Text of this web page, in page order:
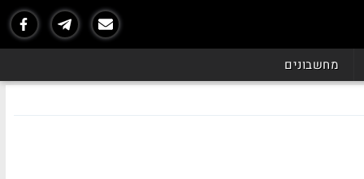
מחשבונים